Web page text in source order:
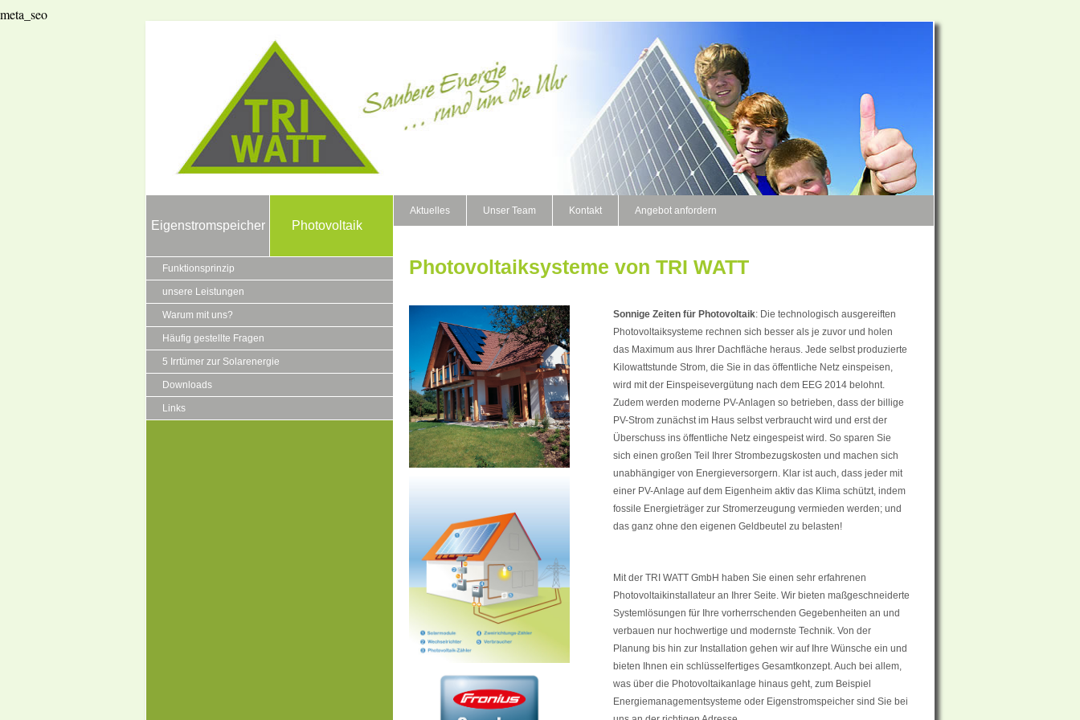
meta_seo
Eigenstromspeicher Photovoltaik
Aktuelles Unser Team Kontakt Angebot anfordern
Funktionsprinzip
unsere Leistungen
Warum mit uns?
Häufig gestellte Fragen
5 Irrtümer zur Solarenergie
Downloads
Links
Photovoltaiksysteme von TRI WATT
Sonnige Zeiten für Photovoltaik: Die technologisch ausgereiften
Photovoltaiksysteme rechnen sich besser als je zuvor und holen
das Maximum aus Ihrer Dachfläche heraus. Jede selbst produzierte
Kilowattstunde Strom, die Sie in das öffentliche Netz einspeisen,
wird mit der Einspeisevergütung nach dem EEG 2014 belohnt.
Zudem werden moderne PV-Anlagen so betrieben, dass der billige
PV-Strom zunächst im Haus selbst verbraucht wird und erst der
Überschuss ins öffentliche Netz eingespeist wird. So sparen Sie
sich einen großen Teil Ihrer Strombezugskosten und machen sich
unabhängiger von Energieversorgern. Klar ist auch, dass jeder mit
einer PV-Anlage auf dem Eigenheim aktiv das Klima schützt, indem
fossile Energieträger zur Stromerzeugung vermieden werden; und
das ganz ohne den eigenen Geldbeutel zu belasten!
Mit der TRI WATT GmbH haben Sie einen sehr erfahrenen
Photovoltaikinstallateur an Ihrer Seite. Wir bieten maßgeschneiderte
Systemlösungen für Ihre vorherrschenden Gegebenheiten an und
verbauen nur hochwertige und modernste Technik. Von der
Planung bis hin zur Installation gehen wir auf Ihre Wünsche ein und
bieten Ihnen ein schlüsselfertiges Gesamtkonzept. Auch bei allem,
was über die Photovoltaikanlage hinaus geht, zum Beispiel
Energiemanagementsysteme oder Eigenstromspeicher sind Sie bei